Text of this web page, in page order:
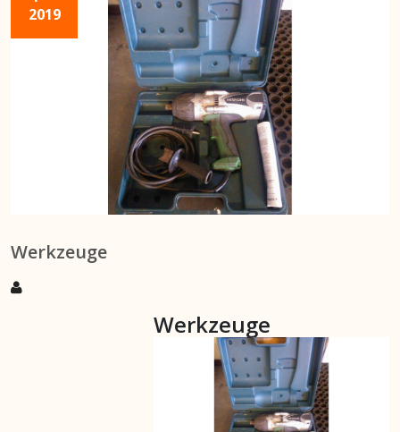
2019
Werkzeuge
Werkzeuge